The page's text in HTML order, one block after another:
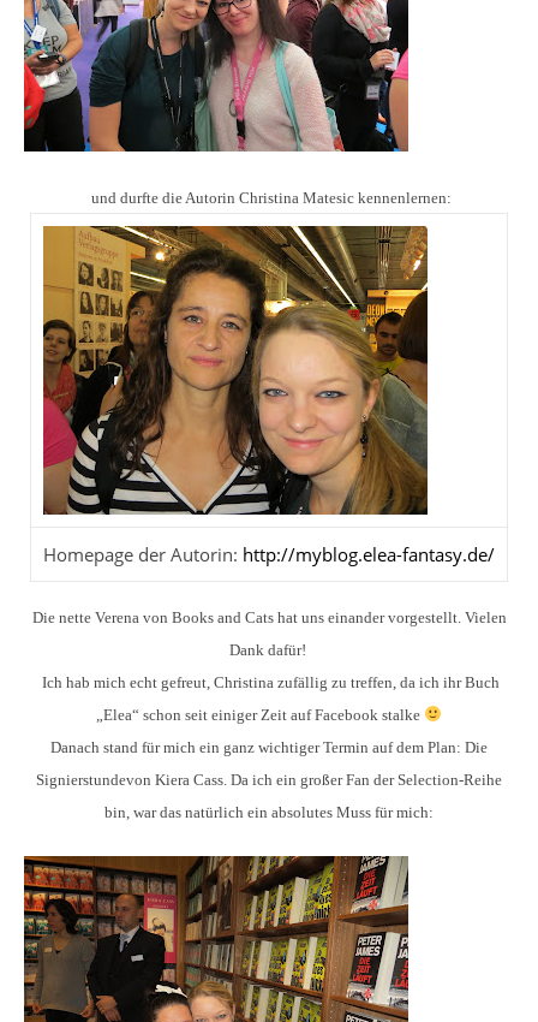
und durfte die Autorin Christina Matesic kennenlernen:
Homepage der Autorin: http://myblog.elea-fantasy.de/
Die nette Verena von Books and Cats hat uns einander vorgestellt. Vielen
Dank dafür!
Ich hab mich echt gefreut, Christina zufällig zu treffen, da ich ihr Buch
„Elea“ schon seit einiger Zeit auf Facebook stalke
Danach stand für mich ein ganz wichtiger Termin auf dem Plan: Die
Signierstundevon Kiera Cass. Da ich ein großer Fan der Selection-Reihe
bin, war das natürlich ein absolutes Muss für mich: